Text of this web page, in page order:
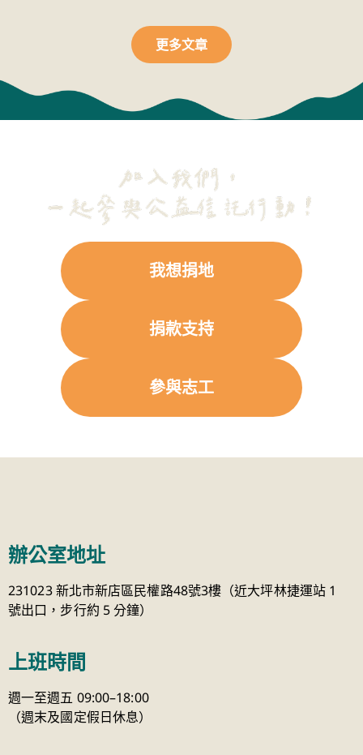
更多文章
我想捐地
捐款支持
參與志工
辦公室地址
231023 新北市新店區民權路48號3樓（近大坪林捷運站 1
號出口，步行約 5 分鐘）
上班時間
週一至週五 09:00–18:00
（週末及國定假日休息）